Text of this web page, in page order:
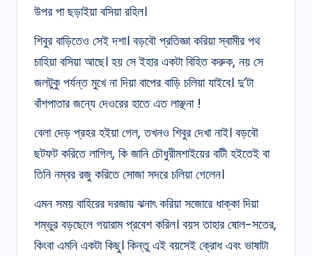
উপর পা ছড়াইয়া বসিয়া রহিল।
শিবুর বাড়িতেও সেই দশা। বড়বৌ প্রতিজ্ঞা করিয়া স্বামীর পথ
চাহিয়া বসিয়া আছে। হয় সে ইহার একটা বিহিত করুক, নয় সে
জলটুকু পর্যন্ত মুখে না দিয়া বাপের বাড়ি চলিয়া যাইবে। দু’টা
বাঁশপাতার জন্যে দেওরের হাতে এত লাঞ্ছনা !
বেলা দেড় প্রহর হইয়া গেল, তখনও শিবুর দেখা নাই। বড়বৌ
ছটফট করিতে লাগিল, কি জানি চৌধুরীমশাইয়ের বাটী হইতেই বা
তিনি নম্বর রজু করিতে সোজা সদরে চলিয়া গেলেন।
এমন সময় বাহিরের দরজায় ঝনাৎ করিয়া সজোরে ধাক্কা দিয়া
শম্ভুর বড়ছেলে গয়ারাম প্রবেশ করিল। বয়স তাহার ষোল-সতের,
কিংবা এমনি একটা কিছু। কিন্তু এই বয়সেই ক্রোধ এবং ভাষাটা